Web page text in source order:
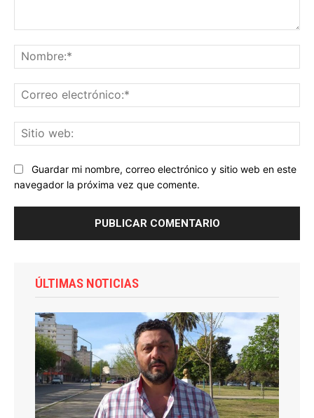
Guardar mi nombre, correo electrónico y sitio web en este
navegador la próxima vez que comente.
ÚLTIMAS NOTICIAS